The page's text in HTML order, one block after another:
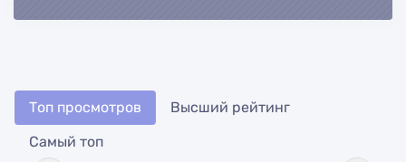
Топ просмотров
Высший рейтинг
Самый топ